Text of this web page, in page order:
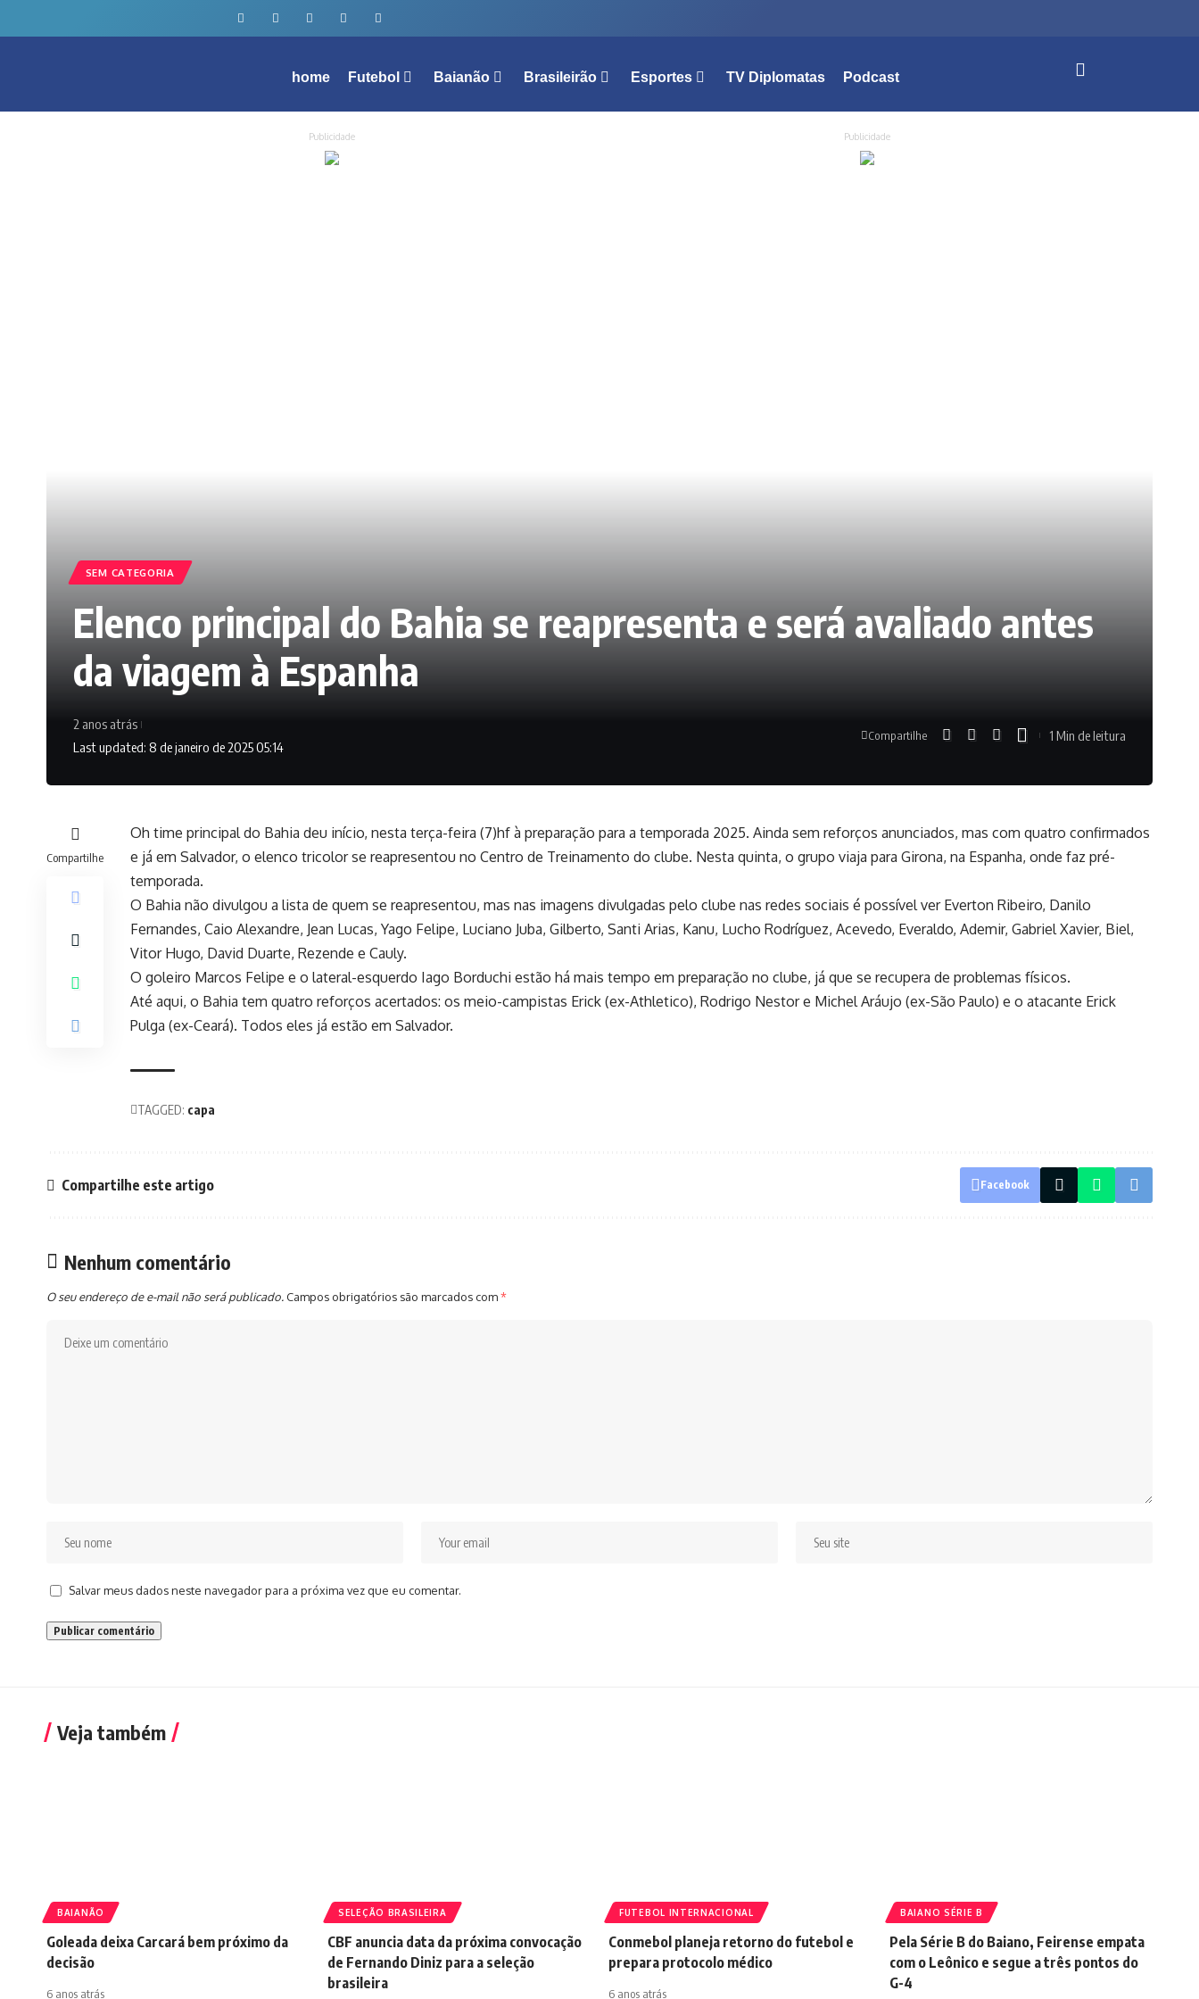
home Futebol Baianão Brasileirão Esportes TV Diplomatas Podcast
Publicidade Publicidade
SEM CATEGORIA
Elenco principal do Bahia se reapresenta e será avaliado antes
da viagem à Espanha
Last updated: 8 de janeiro de 2025 05:14
2 anos atrás
Compartilhe 1 Min de leitura
Compartilhe
Oh time principal do Bahia deu início, nesta terça-feira (7)hf à preparação para a temporada 2025. Ainda sem reforços anunciados, mas com quatro confirmados
e já em Salvador, o elenco tricolor se reapresentou no Centro de Treinamento do clube. Nesta quinta, o grupo viaja para Girona, na Espanha, onde faz pré-
temporada.
O Bahia não divulgou a lista de quem se reapresentou, mas nas imagens divulgadas pelo clube nas redes sociais é possível ver Everton Ribeiro, Danilo
Fernandes, Caio Alexandre, Jean Lucas, Yago Felipe, Luciano Juba, Gilberto, Santi Arias, Kanu, Lucho Rodríguez, Acevedo, Everaldo, Ademir, Gabriel Xavier, Biel,
Vitor Hugo, David Duarte, Rezende e Cauly.
O goleiro Marcos Felipe e o lateral-esquerdo Iago Borduchi estão há mais tempo em preparação no clube, já que se recupera de problemas físicos.
Até aqui, o Bahia tem quatro reforços acertados: os meio-campistas Erick (ex-Athletico), Rodrigo Nestor e Michel Aráujo (ex-São Paulo) e o atacante Erick
Pulga (ex-Ceará). Todos eles já estão em Salvador.
TAGGED: capa
Compartilhe este artigo Facebook
Nenhum comentário
O seu endereço de e-mail não será publicado. Campos obrigatórios são marcados com*
Salvar meus dados neste navegador para a próxima vez que eu comentar.
Veja também
BAIANÃO
Goleada deixa Carcará bem próximo da
decisão
6 anos atrás
SELEÇÃO BRASILEIRA
CBF anuncia data da próxima convocação
de Fernando Diniz para a seleção
brasileira
FUTEBOL INTERNACIONAL
Conmebol planeja retorno do futebol e
prepara protocolo médico
6 anos atrás
BAIANO SÉRIE B
Pela Série B do Baiano, Feirense empata
com o Leônico e segue a três pontos do
G-4